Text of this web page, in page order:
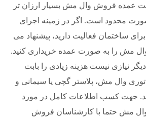
عمده فروش وال مش بسیار ارزان تر
محدود است. اگر در زمینه اجرای
ساختمان فعالیت دارید، پیشنهاد می
مش را به صورت عمده خریداری کنید.
نیازی نیست هزینه زیادی را بابت
توری وال مش، پلاستر گچی یا سیمانی و
جهت کسب اطلاعات کامل در مورد
مش حتما با کارشناسان فروش